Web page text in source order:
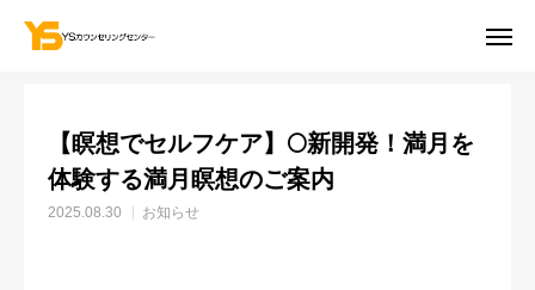
お知らせ 【瞑想でセルフケア】🌕新開発！満月を体験する満月瞑想のご案内
【瞑想でセルフケア】🌕新開発！満月を
体験する満月瞑想のご案内
2025.08.30 お知らせ
お問合せ
初回無料相談